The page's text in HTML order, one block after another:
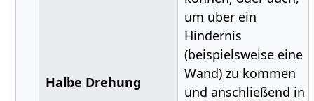
Halbe Drehung
um über ein
Hindernis
(beispielsweise eine
Wand) zu kommen
und anschließend in